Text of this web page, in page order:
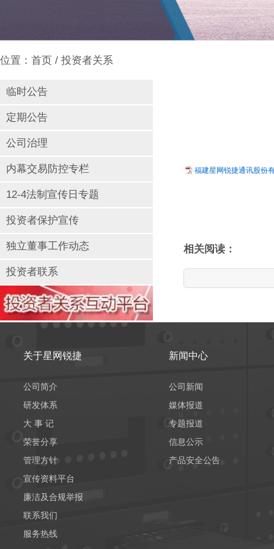
位置： 首页 / 投资者关系
临时公告
定期公告
公司治理
内幕交易防控专栏
12-4法制宣传日专题
投资者保护宣传
独立董事工作动态
投资者联系
福建星网锐捷通讯股份
相关阅读：
关于星网锐捷
公司简介
研发体系
大 事 记
荣誉分享
管理方针
宣传资料平台
廉洁及合规举报
联系我们
服务热线
新闻中心
公司新闻
媒体报道
专题报道
信息公示
产品安全公告